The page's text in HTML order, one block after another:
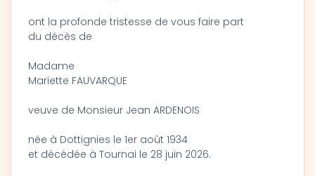
ont la profonde tristesse de vous faire part
du décès de
Madame
Mariette FAUVARQUE
veuve de Monsieur Jean ARDENOIS
née à Dottignies le 1er août 1934
et décédée à Tournai le 28 juin 2026.